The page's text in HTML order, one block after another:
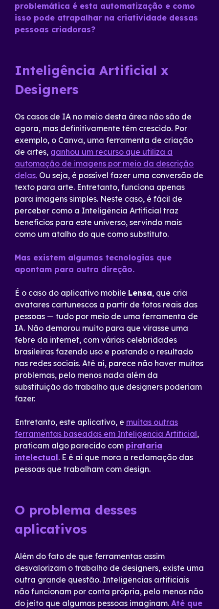
problemática é esta automatização e como
isso pode atrapalhar na criatividade dessas
pessoas criadoras?
Inteligência Artificial x
Designers
Os casos de IA no meio desta área não são de
agora, mas definitivamente têm crescido. Por
exemplo, o Canva, uma ferramenta de criação
de artes, ganhou um recurso que utiliza a
automação de imagens por meio da descrição
delas. Ou seja, é possível fazer uma conversão de
texto para arte. Entretanto, funciona apenas
para imagens simples. Neste caso, é fácil de
perceber como a Inteligência Artificial traz
benefícios para este universo, servindo mais
como um atalho do que como substituto.
Mas existem algumas tecnologias que
apontam para outra direção.
É o caso do aplicativo mobile Lensa, que cria
avatares cartunescos a partir de fotos reais das
pessoas — tudo por meio de uma ferramenta de
IA. Não demorou muito para que virasse uma
febre da internet, com várias celebridades
brasileiras fazendo uso e postando o resultado
nas redes sociais. Até aí, parece não haver muitos
problemas, pelo menos nada além da
substituição do trabalho que designers poderiam
fazer.
Entretanto, este aplicativo, e muitas outras
ferramentas baseadas em Inteligência Artificial,
praticam algo parecido com pirataria
intelectual. E é aí que mora a reclamação das
pessoas que trabalham com design.
O problema desses
aplicativos
Além do fato de que ferramentas assim
desvalorizam o trabalho de designers, existe uma
outra grande questão. Inteligências artificiais
não funcionam por conta própria, pelo menos não
do jeito que algumas pessoas imaginam. Até que